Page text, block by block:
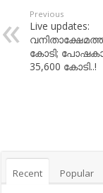
Previous
Live updates:
കോടി;
35,600 കോടി..!
Recent Popular